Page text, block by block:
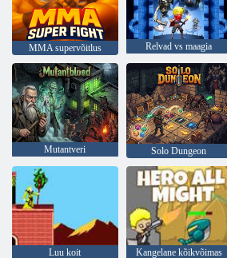
MMA supervõitlus Relvad vs maagia
Mutantveri Solo Dungeon
Luu koit Kangelane kõikvõimas